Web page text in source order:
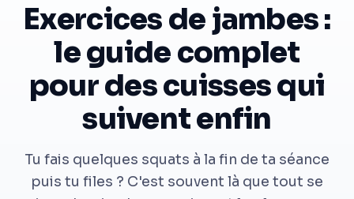
Exercices de jambes :
le guide complet
pour des cuisses qui
suivent enfin
Tu fais quelques squats à la fin de ta séance
puis tu files ? C'est souvent là que tout se